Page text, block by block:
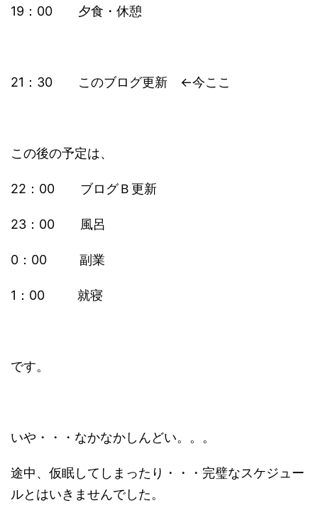
19：00 夕食・休憩
21：30 このブログ更新 ←今ここ
この後の予定は、
22：00 ブログＢ更新
23：00 風呂
0：00 副業
1：00 就寝
です。
いや・・・なかなかしんどい。。。
途中、仮眠してしまったり・・・完璧なスケジュー
ルとはいきませんでした。